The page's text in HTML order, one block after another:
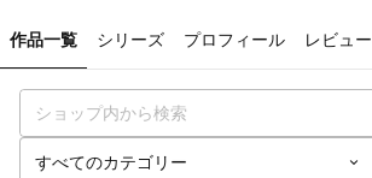
作品一覧 シリーズ プロフィール レビュー